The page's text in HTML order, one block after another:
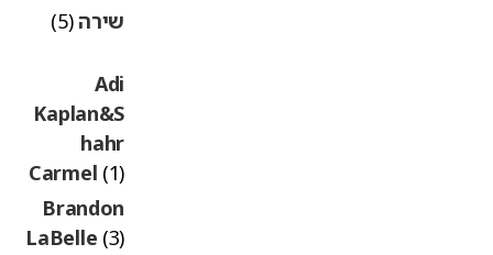
שירה(5)
Kaplan&S
hahr
Carmel
Brandon
LaBelle